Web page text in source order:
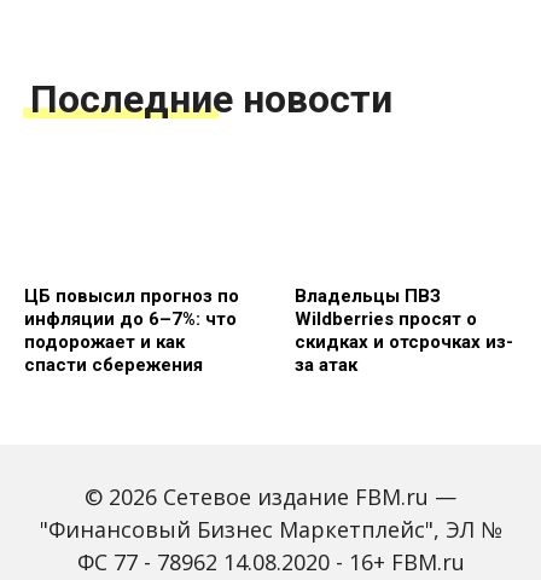
Последние новости
ЦБ повысил прогноз по
инфляции до 6–7%: что
подорожает и как
спасти сбережения
Владельцы ПВЗ
Wildberries просят о
скидках и отсрочках из-
за атак
© 2026 Сетевое издание FBM.ru —
"Финансовый Бизнес Маркетплейс", ЭЛ №
ФС 77 - 78962 14.08.2020 - 16+ FBM.ru